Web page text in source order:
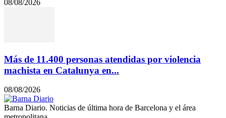
08/08/2026
Más de 11.400 personas atendidas por violencia
machista en Catalunya en...
08/08/2026
Barna Diario. Noticias de última hora de Barcelona y el área